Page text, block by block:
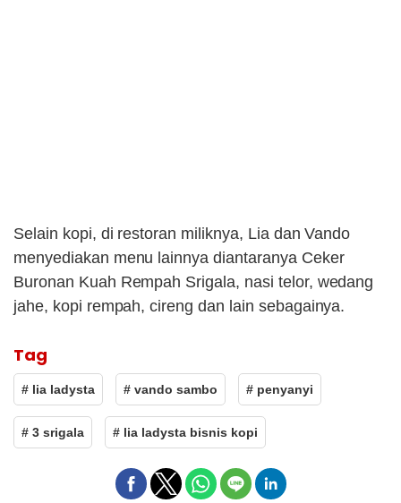
Selain kopi, di restoran miliknya, Lia dan Vando
menyediakan menu lainnya diantaranya Ceker
Buronan Kuah Rempah Srigala, nasi telor, wedang
jahe, kopi rempah, cireng dan lain sebagainya.
Tag
# lia ladysta # vando sambo # penyanyi
# 3 srigala # lia ladysta bisnis kopi